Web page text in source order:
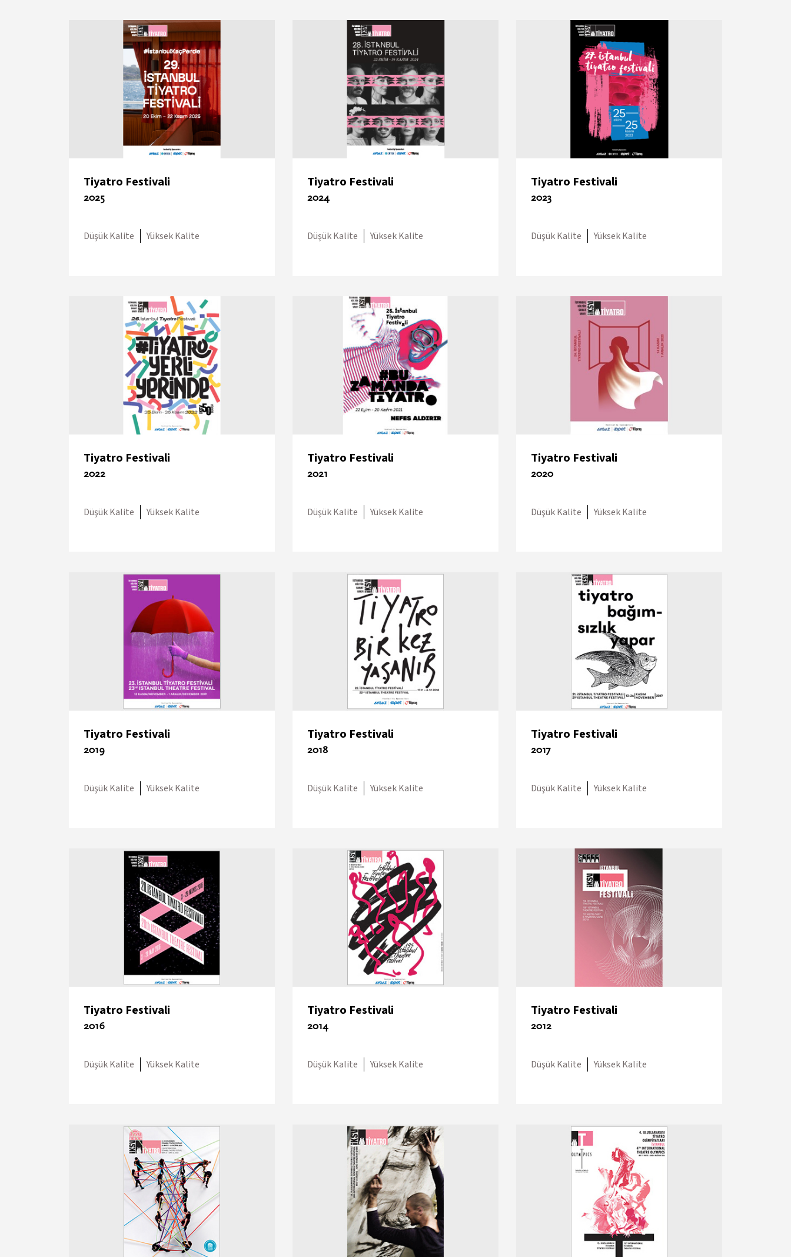
Tiyatro Festivali
2025
Düşük Kalite Yüksek Kalite
Tiyatro Festivali
2024
Düşük Kalite Yüksek Kalite
Tiyatro Festivali
2023
Düşük Kalite Yüksek Kalite
Tiyatro Festivali
2022
Düşük Kalite Yüksek Kalite
Tiyatro Festivali
2021
Düşük Kalite Yüksek Kalite
Tiyatro Festivali
2020
Düşük Kalite Yüksek Kalite
Tiyatro Festivali
2019
Düşük Kalite Yüksek Kalite
Tiyatro Festivali
2018
Düşük Kalite Yüksek Kalite
Tiyatro Festivali
2017
Düşük Kalite Yüksek Kalite
Tiyatro Festivali
2016
Düşük Kalite Yüksek Kalite
Tiyatro Festivali
2014
Düşük Kalite Yüksek Kalite
Tiyatro Festivali
2012
Düşük Kalite Yüksek Kalite